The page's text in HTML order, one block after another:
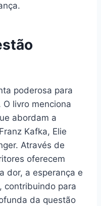
poderosa para
livro menciona
abordam a
Kafka, Elie
Através de
oferecem
dor, a esperança e
contribuindo para
da questão